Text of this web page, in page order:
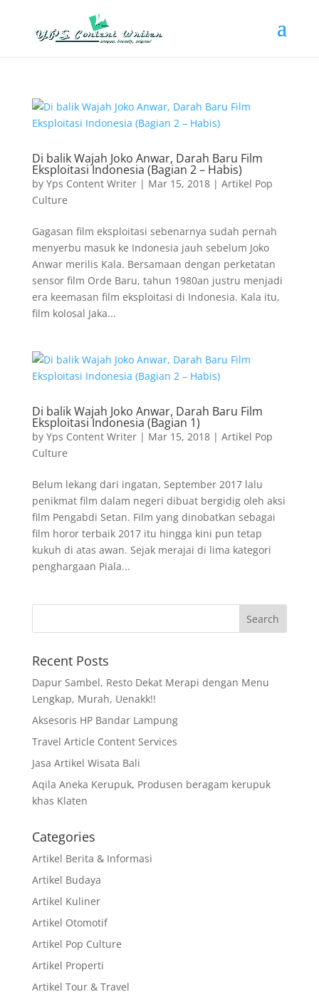
Di balik Wajah Joko Anwar, Darah Baru Film
Eksploitasi Indonesia (Bagian 2 – Habis)
by Yps Content Writer| Mar 15, 2018| Artikel Pop
Culture
Gagasan film eksploitasi sebenarnya sudah pernah
menyerbu masuk ke Indonesia jauh sebelum Joko
Anwar merilis Kala. Bersamaan dengan perketatan
sensor film Orde Baru, tahun 1980an justru menjadi
era keemasan film eksploitasi di Indonesia. Kala itu,
film kolosal Jaka...
Di balik Wajah Joko Anwar, Darah Baru Film
Eksploitasi Indonesia (Bagian 1)
by Yps Content Writer| Mar 15, 2018| Artikel Pop
Culture
Belum lekang dari ingatan, September 2017 lalu
penikmat film dalam negeri dibuat bergidig oleh aksi
film Pengabdi Setan. Film yang dinobatkan sebagai
film horor terbaik 2017 itu hingga kini pun tetap
kukuh di atas awan. Sejak merajai di lima kategori
penghargaan Piala...
Recent Posts
Dapur Sambel, Resto Dekat Merapi dengan Menu
Lengkap, Murah, Uenakk!!
Aksesoris HP Bandar Lampung
Travel Article Content Services
Jasa Artikel Wisata Bali
Aqila Aneka Kerupuk, Produsen beragam kerupuk
khas Klaten
Categories
Artikel Berita & Informasi
Artikel Budaya
Artikel Kuliner
Artikel Otomotif
Artikel Pop Culture
Artikel Properti
Artikel Tour & Travel